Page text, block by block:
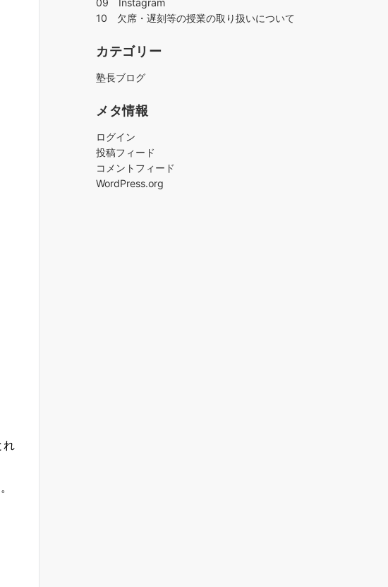
れ
09 Instagram
10 欠席・遅刻等の授業の取り扱いについて
カテゴリー
塾長ブログ
メタ情報
ログイン
投稿フィード
コメントフィード
WordPress.org